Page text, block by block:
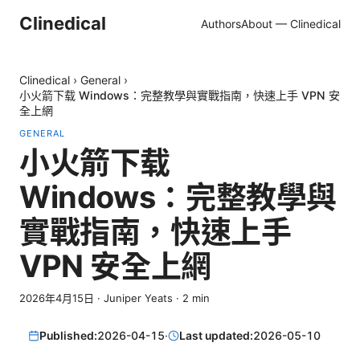
Clinedical AuthorsAbout — Clinedical
Clinedical › General ›
小火箭下载 Windows：完整教學與實戰指南，快速上手 VPN 安
全上網
GENERAL
小火箭下载
Windows：完整教學與
實戰指南，快速上手
VPN 安全上網
2026年4月15日 · Juniper Yeats · 2 min
Published:2026-04-15· Last updated:2026-05-10